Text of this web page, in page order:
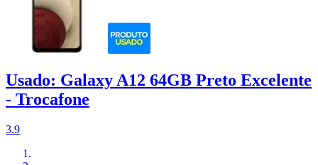
Usado: Galaxy A12 64GB Preto Excelente
- Trocafone
3.9